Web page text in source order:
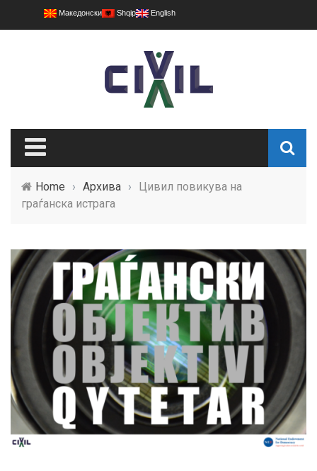
Македонски Shqip English
Home › Архива ›
Цивил повикува на
граѓанска истрага